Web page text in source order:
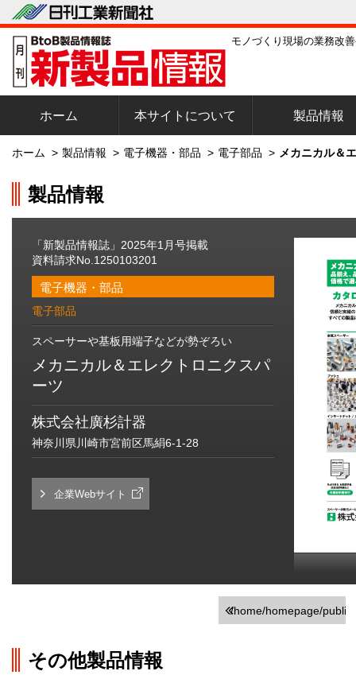
モノづくり現場の業務改
ホーム 本サイトについて 製品情報
ホーム > 製品情報 > 電子機器・部品 > 電子部品 > メカニカル＆
製品情報
「新製品情報誌」2025年1月号掲載
資料請求No.1250103201
電子機器・部品
電子部品
スペーサーや基板用端子などが勢ぞろい
メカニカル＆エレクトロニクスパ
ーツ
株式会社廣杉計器
神奈川県川崎市宮前区馬絹6-1-28
企業Webサイト
/home/homepage/
その他製品情報